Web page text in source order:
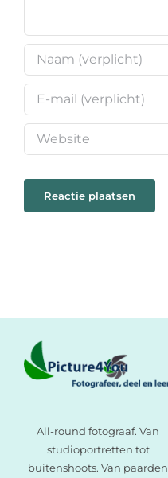
All-round fotograaf. Van
studioportretten tot
buitenshoots. Van paarden